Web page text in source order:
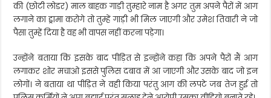
की (छोटी लोडर) माल बाहक गाड़ी तुम्हारे नाम है अगर तुम अपने पैरों में आग
लगाने का ड्रामा करोगे तो तुम्हें गाड़ी भी मिल जाएगी और उमेश तिवारी ने जो
पैसा तुम्हें दिया है वह भी वापस नहीं करना पड़ेगा।
उन्होंने बताया कि इसके बाद पीड़ित से इन्होंने कहा कि अपने पैरों मैं आग
लगाकर शोर मचाओ इससे पुलिस दबाव में आ जाएगी और उसके बाद जो इन
लोगों। ने बताया था पीड़ित ने वही किया परंतु आग की लपटे जब तेज हुई तो